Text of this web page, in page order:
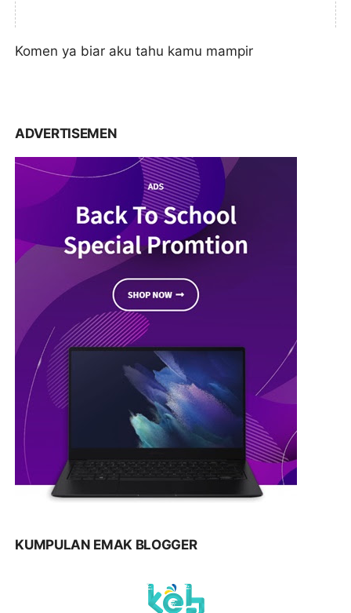
Komen ya biar aku tahu kamu mampir
ADVERTISEMEN
KUMPULAN EMAK BLOGGER